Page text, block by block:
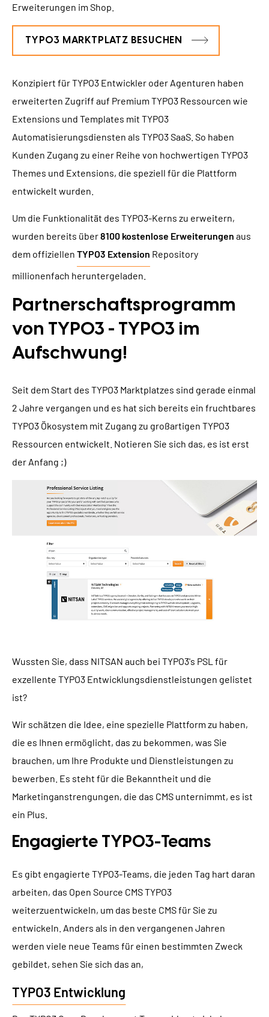
Erweiterungen im Shop.
TYPO3 MARKTPLATZ BESUCHEN
Konzipiert für TYPO3 Entwickler oder Agenturen haben
erweiterten Zugriff auf Premium TYPO3 Ressourcen wie
Extensions und Templates mit TYPO3
Automatisierungsdiensten als TYPO3 SaaS. So haben
Kunden Zugang zu einer Reihe von hochwertigen TYPO3
Themes und Extensions, die speziell für die Plattform
entwickelt wurden.
Um die Funktionalität des TYPO3-Kerns zu erweitern,
wurden bereits über8100 kostenlose Erweiterungen aus
dem offiziellen TYPO3 Extension Repository
millionenfach heruntergeladen.
Partnerschaftsprogramm
von TYPO3 - TYPO3 im
Aufschwung!
Seit dem Start des TYPO3 Marktplatzes sind gerade einmal
2 Jahre vergangen und es hat sich bereits ein fruchtbares
TYPO3 Ökosystem mit Zugang zu großartigen TYPO3
Ressourcen entwickelt. Notieren Sie sich das, es ist erst
der Anfang ;)
Wussten Sie, dass NITSAN auch bei TYPO3's PSL für
exzellente TYPO3 Entwicklungsdienstleistungen gelistet
ist?
Wir schätzen die Idee, eine spezielle Plattform zu haben,
die es Ihnen ermöglicht, das zu bekommen, was Sie
brauchen, um Ihre Produkte und Dienstleistungen zu
bewerben. Es steht für die Bekanntheit und die
Marketinganstrengungen, die das CMS unternimmt, es ist
ein Plus.
Engagierte TYPO3-Teams
Es gibt engagierte TYPO3-Teams, die jeden Tag hart daran
arbeiten, das Open Source CMS TYPO3
weiterzuentwickeln, um das beste CMS für Sie zu
entwickeln. Anders als in den vergangenen Jahren
werden viele neue Teams für einen bestimmten Zweck
gebildet, sehen Sie sich das an,
TYPO3 Entwicklung